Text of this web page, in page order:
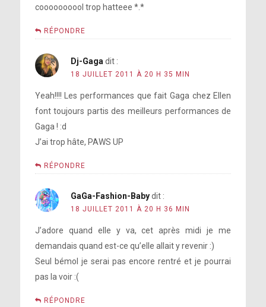
coooooooool trop hatteee *.*
RÉPONDRE
Dj-Gaga dit :
18 JUILLET 2011 À 20 H 35 MIN
Yeah!!!! Les performances que fait Gaga chez Ellen
font toujours partis des meilleurs performances de
Gaga ! :d
J’ai trop hâte, PAWS UP
RÉPONDRE
GaGa-Fashion-Baby dit :
18 JUILLET 2011 À 20 H 36 MIN
J’adore quand elle y va, cet après midi je me
demandais quand est-ce qu’elle allait y revenir :)
Seul bémol je serai pas encore rentré et je pourrai
pas la voir :(
RÉPONDRE